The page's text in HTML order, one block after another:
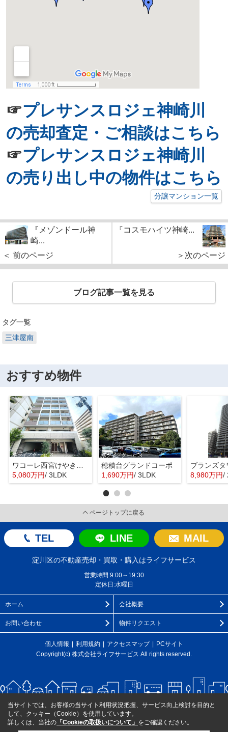
☞プレサンスロジェ神崎川
の売却査定・ご相談はこちら
☞プレサンスロジェ神崎川
の売り出し中の物件はこちら
分譲マンション一覧
『メゾンドール神
崎...
＜ 前のページ
『コスモハイツ神崎...
＞次のページ
ブログ記事一覧を見る
タグ一覧
三津屋南
おすすめ物件
5,080万円/ 3LDK
穂積台グランドコーポ
1,690万円/ 3LDK 8,980万円/
ページトップに戻る
TEL LINE MAIL
淀川区の不動産売却・買取・購入はライフサービス
営業時間:9:00～19:30
定休日:水曜日
ホーム 会社概要
お問い合わせ 物件リクエスト
個人情報 利用規約 アクセスマップ
PCサイト
Copyright(c) 株式会社ライフサービス All rights reserved.
当サイトでは、お客様の当サイト利用状況把握、サービス向上検討を目的と
して、クッキー（Cookie）を使用しています。
詳しくは、当社の 「Cookieの取扱いについて」 をご確認ください。